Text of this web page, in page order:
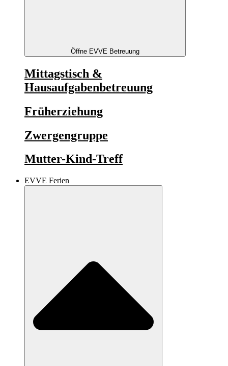
Öffne EVVE Betreuung
Mittagstisch &
Hausaufgabenbetreuung
Früherziehung
Zwergengruppe
Mutter-Kind-Treff
EVVE Ferien